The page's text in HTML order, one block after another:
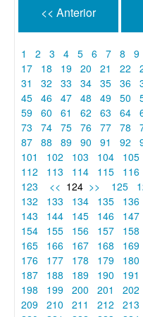
<< Anterior
1 2 3 4 5 6 7 8 9
17
18 19 20 21 22
31
32 33 34 35 36
45 46 47 48 49 50
59 60 61 62 63 64
73
74 75 76 77 78
87 88 89 90 91 92
101
102 103 104 105
112
113 114 115 116
123
<< 124 >> 125
132
133 134 135 136
143
144 145 146 147
154
155 156 157 158
165
166 167 168 169
176
177 178 179 180
187
188 189 190 191
198
199 200 201 202
209 210 211 212 213